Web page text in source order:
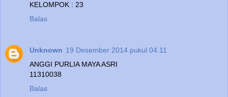
KELOMPOK : 23
Balas
Unknown 19 Desember 2014 pukul 04.11
ANGGI PURLIA MAYA ASRI
11310038
Balas